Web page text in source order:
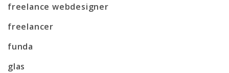
freelance webdesigner
freelancer
funda
glas